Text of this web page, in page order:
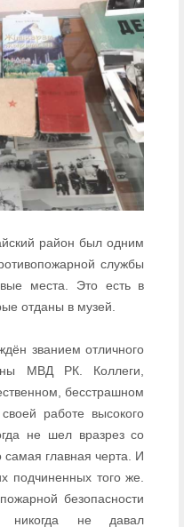
район был одним
службы
места. Это есть в
отданы в музей.
званием отличного
МВД РК. Коллеги,
бесстрашном
работе высокого
не шел вразрез со
главная черта. И
подчиненных того же.
безопасности
никогда не давал